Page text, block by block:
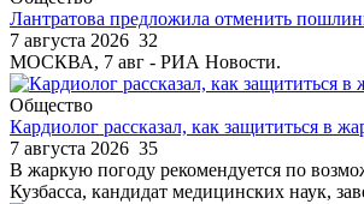
Лантратова предложила отменить
7 августа 2026 32
МОСКВА, 7 авг - РИА Новости.
Общество
Кардиолог рассказал, как защититься в
7 августа 2026 35
В жаркую погоду рекомендуется по
Кузбасса, кандидат медицинских наук,